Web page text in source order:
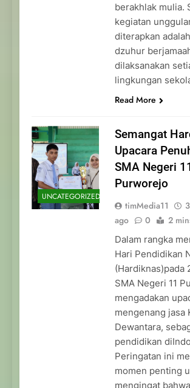
berakhlak mulia.
kegiatan
diterapkan
dzuhur
dilaksanakan
lingkungan
Read More
UNCATEGORIZED
Semangat
Upacara
SMA Negeri
Purworejo
timMedia11
ago
0 2
Dalam rangka
Hari Pendidikan
(Hardiknas)pada
SMA Negeri 11
mengadakan
mengenang jasa
Dewantara,
pendidikan
Peringatan ini
momen penting
mengingat